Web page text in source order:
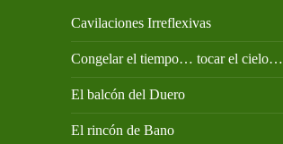
Cavilaciones Irreflexivas
Congelar el tiempo… tocar el cielo…
El balcón del Duero
El rincón de Bano